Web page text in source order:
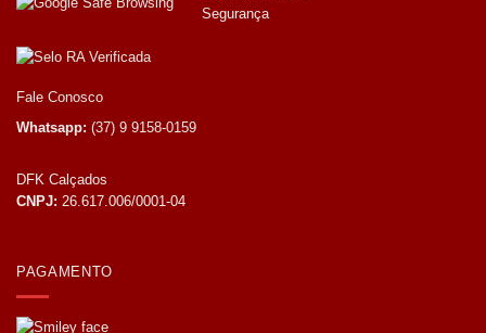
Fale Conosco
Whatsapp: (37) 9 9158-0159
DFK Calçados
CNPJ: 26.617.006/0001-04
PAGAMENTO